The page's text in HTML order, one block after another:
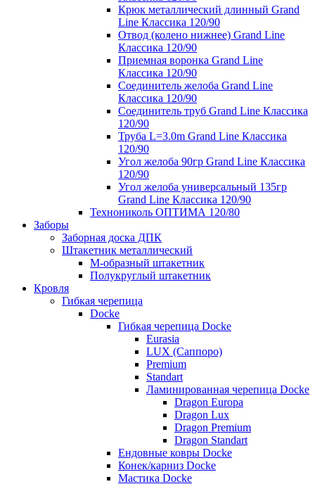
Крюк металлический длинный Grand
Line Классика 120/90
Отвод (колено нижнее) Grand Line
Классика 120/90
Приемная воронка Grand Line
Классика 120/90
Соединитель желоба Grand Line
Классика 120/90
Соединитель труб Grand Line Классика
120/90
Труба L=3.0m Grand Line Классика
120/90
Угол желоба 90гр Grand Line Классика
120/90
Угол желоба универсальный 135гр
Grand Line Классика 120/90
Технониколь ОПТИМА 120/80
Заборы
Заборная доска ДПК
Штакетник металлический
М-образный штакетник
Полукруглый штакетник
Кровля
Гибкая черепица
Docke
Гибкая черепица Docke
Eurasia
LUX (Саппоро)
Premium
Standart
Ламинированная черепица Docke
Dragon Europa
Dragon Lux
Dragon Premium
Dragon Standart
Ендовные ковры Docke
Конек/карниз Docke
Мастика Docke